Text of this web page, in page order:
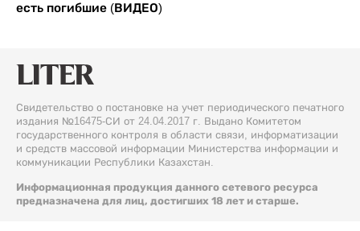
есть погибшие (ВИДЕО)
Свидетельство о постановке на учет периодического печатного
издания №16475-СИ от 24.04.2017 г. Выдано Комитетом
государственного контроля в области связи, информатизации
и средств массовой информации Министерства информации и
коммуникации Республики Казахстан.
Информационная продукция данного сетевого ресурса
предназначена для лиц, достигших 18 лет и старше.